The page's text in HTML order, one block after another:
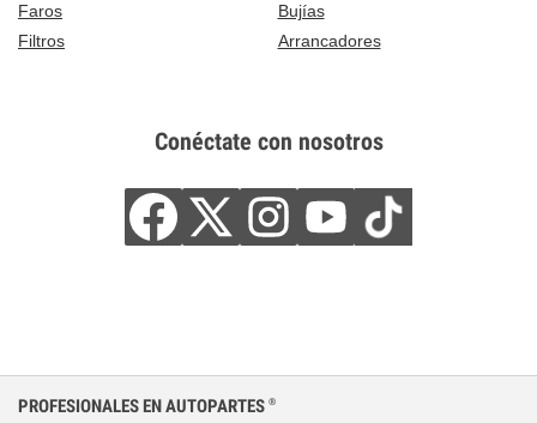
Faros
Bujías
Filtros
Arrancadores
Conéctate con nosotros
PROFESIONALES EN AUTOPARTES ®